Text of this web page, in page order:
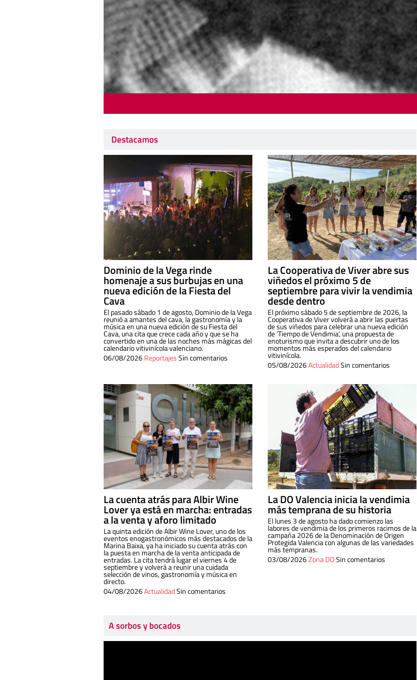
Destacamos
Dominio de la Vega rinde
homenaje a sus burbujas en una
nueva edición de la Fiesta del
Cava
El pasado sábado 1 de agosto, Dominio de la Vega
reunió a amantes del cava, la gastronomía y la
música en una nueva edición de su Fiesta del
Cava, una cita que crece cada año y que se ha
convertido en una de las noches más mágicas del
calendario vitivinícola valenciano.
06/08/2026ReportajesSin comentarios
La Cooperativa de Viver abre sus
viñedos el próximo 5 de
septiembre para vivir la vendimia
desde dentro
El próximo sábado 5 de septiembre de 2026, la
Cooperativa de Viver volverá a abrir las puertas
de sus viñedos para celebrar una nueva edición
de ‘Tiempo de Vendimia’, una propuesta de
enoturismo que invita a descubrir uno de los
momentos más esperados del calendario
vitivinícola.
05/08/2026ActualidadSin comentarios
La cuenta atrás para Albir Wine
Lover ya está en marcha: entradas
a la venta y aforo limitado
La quinta edición de Albir Wine Lover, uno de los
eventos enogastronómicos más destacados de la
Marina Baixa, ya ha iniciado su cuenta atrás con
la puesta en marcha de la venta anticipada de
entradas. La cita tendrá lugar el viernes 4 de
septiembre y volverá a reunir una cuidada
selección de vinos, gastronomía y música en
directo.
04/08/2026ActualidadSin comentarios
La DO Valencia inicia la vendimia
más temprana de su historia
El lunes 3 de agosto ha dado comienzo las
labores de vendimia de los primeros racimos de la
campaña 2026 de la Denominación de Origen
Protegida Valencia con algunas de las variedades
más tempranas.
03/08/2026Zona DOSin comentarios
A sorbos y bocados